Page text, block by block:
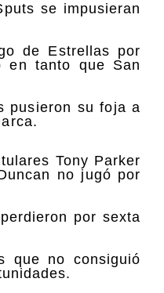
se impusieran
de Estrellas por
en tanto que San
pusieron su foja a
Tony Parker
no jugó por
por sexta
que no consiguió